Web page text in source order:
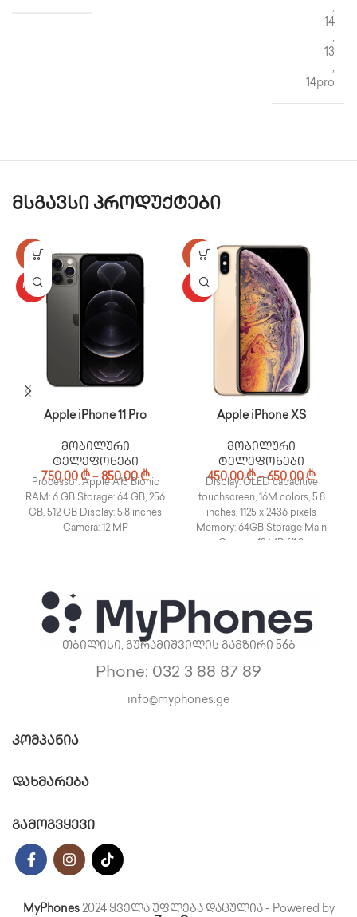
,
14
,
13
,
14pro
მსგავსი პროდუქტები
-17%
HOT
Apple iPhone 11 Pro
მობილური
ტელეფონები
750,00₾ – 850,00₾
Processor: Apple A13 Bionic
RAM: 6 GB Storage: 64 GB, 256
GB, 512 GB Display: 5.8 inches
Camera: 12 MP
-25%
HOT
Apple iPhone XS
მობილური
ტელეფონები
450,00₾ – 650,00₾
Display: OLED capacitive
touchscreen, 16M colors, 5.8
inches, 1125 x 2436 pixels
Memory: 64GB Storage Main
თბილისი, გურამიშვილის გამზირი 56ბ
Phone: 032 3 88 87 89
info@myphones.ge
ᲙᲝᲛᲞᲐᲜᲘᲐ
ᲓᲐᲮᲛᲐᲠᲔᲑᲐ
გამოგვყევი
MyPhones 2024 ყველა უფლება დაცულია - Powered by